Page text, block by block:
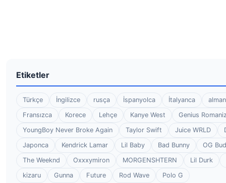
Etiketler
Türkçe İngilizce rusça İspanyolca İtalyanca
Fransızca
Korece Lehçe Kanye West
Genius
YoungBoy Never Broke Again
Taylor Swift Juice WRLD
Japonca
Kendrick Lamar Lil Baby Bad Bunny
OG
The Weeknd
Oxxxymiron MORGENSHTERN
Lil Durk
kizaru
Gunna Future Rod Wave Polo G